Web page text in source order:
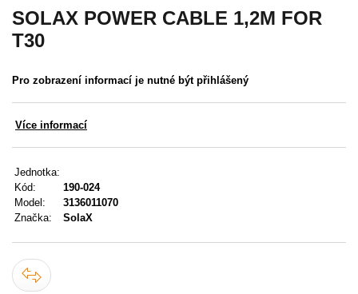
UŽIVATELSKÉ MENU
Menu
Přihlášení
Registrace
SOLAX POWER CABLE 1,2M FOR
T30
Pro zobrazení informací je nutné být přihlášený
Více informací
Jednotka:
Kód:
190-024
Model:
3136011070
Značka:
SolaX